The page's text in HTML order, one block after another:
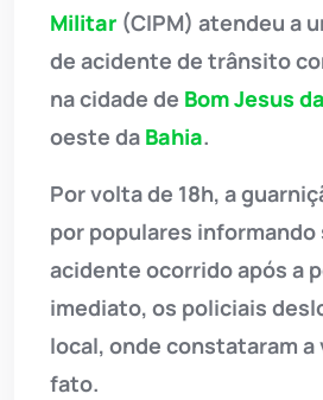
Militar (CIPM) atendeu a
de acidente de trânsito
na cidade de Bom Jesus
oeste da Bahia.
Por volta de 18h, a
por populares informando
acidente ocorrido após a
imediato, os policiais
local, onde constataram a
fato.